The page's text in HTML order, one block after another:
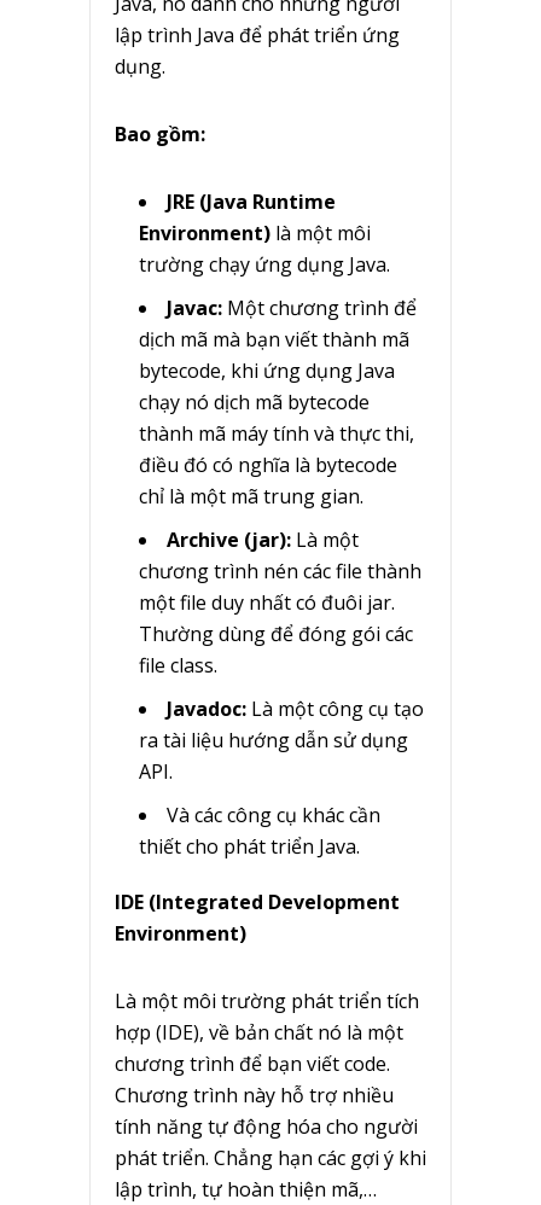
lập trình Java để phát triển ứng
dụng.
Bao gồm:
JRE (Java Runtime
Environment) là một môi
trường chạy ứng dụng Java.
Javac: Một chương trình để
dịch mã mà bạn viết thành mã
bytecode, khi ứng dụng Java
chạy nó dịch mã bytecode
thành mã máy tính và thực thi,
điều đó có nghĩa là bytecode
chỉ là một mã trung gian.
Archive (jar): Là một
chương trình nén các file thành
một file duy nhất có đuôi jar.
Thường dùng để đóng gói các
file class.
Javadoc: Là một công cụ tạo
ra tài liệu hướng dẫn sử dụng
API.
Và các công cụ khác cần
thiết cho phát triển Java.
IDE (Integrated Development
Environment)
Là một môi trường phát triển tích
hợp (IDE), về bản chất nó là một
chương trình để bạn viết code.
Chương trình này hỗ trợ nhiều
tính năng tự động hóa cho người
phát triển. Chẳng hạn các gợi ý khi
lập trình, tự hoàn thiện mã,…